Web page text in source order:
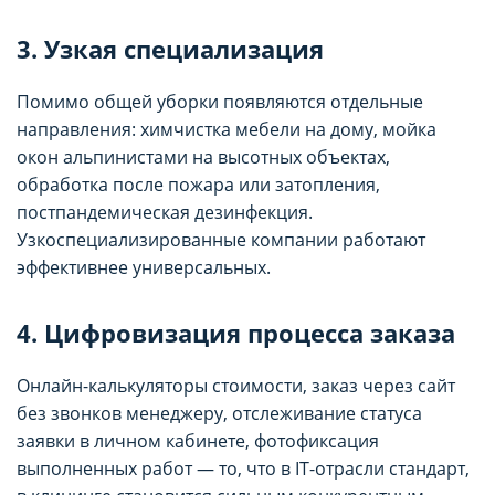
3. Узкая специализация
Помимо общей уборки появляются отдельные
направления: химчистка мебели на дому, мойка
окон альпинистами на высотных объектах,
обработка после пожара или затопления,
постпандемическая дезинфекция.
Узкоспециализированные компании работают
эффективнее универсальных.
4. Цифровизация процесса заказа
Онлайн-калькуляторы стоимости, заказ через сайт
без звонков менеджеру, отслеживание статуса
заявки в личном кабинете, фотофиксация
выполненных работ — то, что в IT-отрасли стандарт,